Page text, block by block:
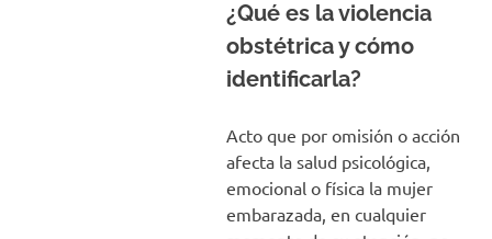
¿Qué es la violencia
obstétrica y cómo
identificarla?
Acto que por omisión o acción
afecta la salud psicológica,
emocional o física la mujer
embarazada, en cualquier